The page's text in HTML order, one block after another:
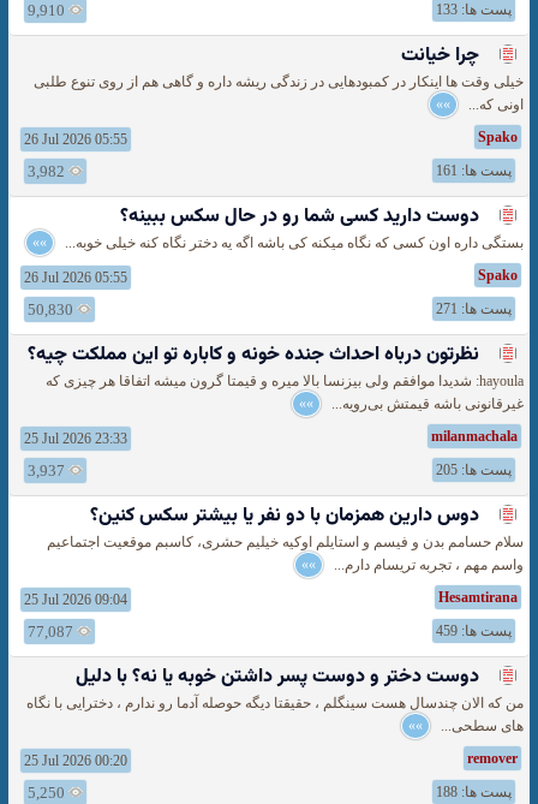
پست ها: 133
9,910
چرا خيانت
خیلی وقت ها اینکار در کمبودهایی در زندگی ریشه داره و گاهی هم از روی تنوع طلبی
اونی که... »»
Spako
26 Jul 2026 05:55
پست ها: 161
3,982
دوست دارید كسی شما رو در حال سكس ببینه؟
بستگی داره اون کسی که نگاه میکنه کی باشه اگه یه دختر نگاه کنه خیلی خوبه... »»
Spako
26 Jul 2026 05:55
پست ها: 271
50,830
نظرتون درباه احداث جنده خونه و كاباره تو این مملكت چیه؟
hayoula: شدیدا موافقم ولی بیزنسا بالا میره و قیمتا گرون میشه اتفاقا هر چیزی که
غیرقانونی باشه قیمتش بی‌رویه... »»
milanmachala
25 Jul 2026 23:33
پست ها: 205
3,937
دوس دارین همزمان با دو نفر یا بیشتر سكس كنین؟
سلام حسامم بدن و فیسم و استایلم اوکیه خیلیم حشری، کاسبم موقعیت اجتماعیم
واسم مهم ، تجربه تریسام دارم... »»
Hesamtirana
25 Jul 2026 09:04
پست ها: 459
77,087
دوست دختر و دوست پسر داشتن خوبه یا نه؟ با دلیل
من که الان چندسال هست سینگلم ، حقیقتا دیگه حوصله آدما رو ندارم ، دخترایی با نگاه
های سطحی... »»
remover
25 Jul 2026 00:20
پست ها: 188
5,250